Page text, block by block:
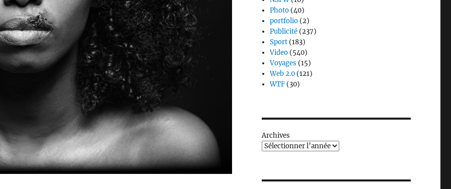
Photo (40)
portfolio (2)
Publicité (237)
Sport (183)
Video (540)
Voyages (15)
Web 2.0 (121)
WTF (30)
Archives